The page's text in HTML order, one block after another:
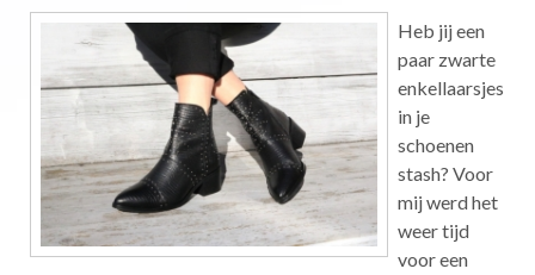
Heb jij een
paar zwarte
enkellaarsjes
in je
schoenen
stash? Voor
mij werd het
weer tijd
voor een